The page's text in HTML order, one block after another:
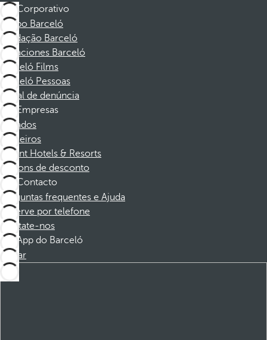
Corporativo
Grupo Barceló
Fundação Barceló
Vacaciones Barceló
Barceló Films
Barceló Pessoas
Canal de denúncia
Empresas
Afiliados
Parceiros
Dorint Hotels & Resorts
Cupons de desconto
Contacto
Perguntas frequentes e Ajuda
Reserve por telefone
Contate-nos
App do Barceló
Baixar